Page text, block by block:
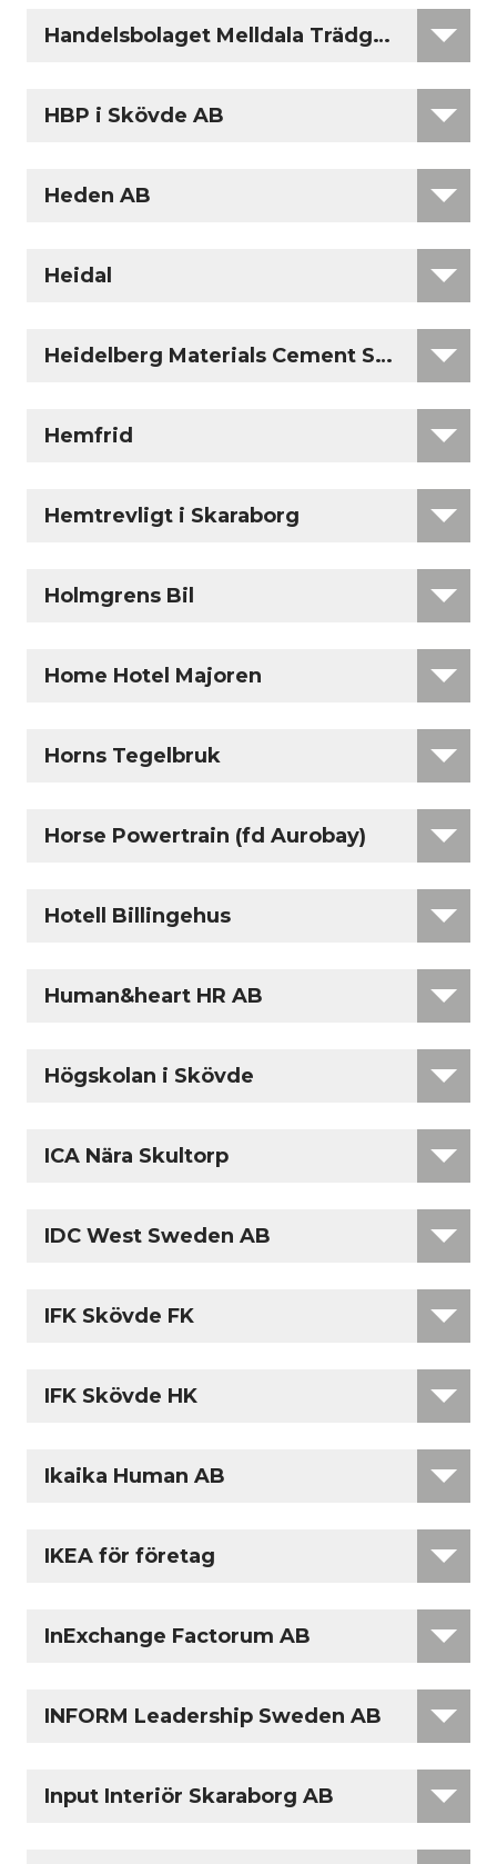
Handelsbolaget Melldala Trädgård
HBP i Skövde AB
Heden AB
Heidal
Heidelberg Materials Cement Sverige AB
Hemfrid
Hemtrevligt i Skaraborg
Holmgrens Bil
Home Hotel Majoren
Horns Tegelbruk
Horse Powertrain (fd Aurobay)
Hotell Billingehus
Human&heart HR AB
Högskolan i Skövde
ICA Nära Skultorp
IDC West Sweden AB
IFK Skövde FK
IFK Skövde HK
Ikaika Human AB
IKEA för företag
InExchange Factorum AB
INFORM Leadership Sweden AB
Input Interiör Skaraborg AB